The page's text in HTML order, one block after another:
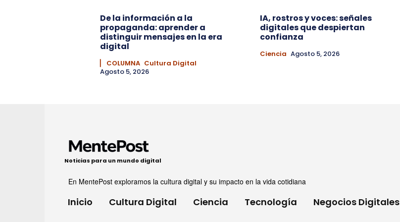
De la información a la
propaganda: aprender a
distinguir mensajes en la era
digital
▏ COLUMNA Cultura Digital
Agosto 5, 2026
IA, rostros y voces: señales
digitales que despiertan
confianza
Ciencia Agosto 5, 2026
Noticias para un mundo digital
En MentePost exploramos la cultura digital y su impacto en la vida cotidiana
Inicio Cultura Digital Ciencia Tecnología Negocios Digitales